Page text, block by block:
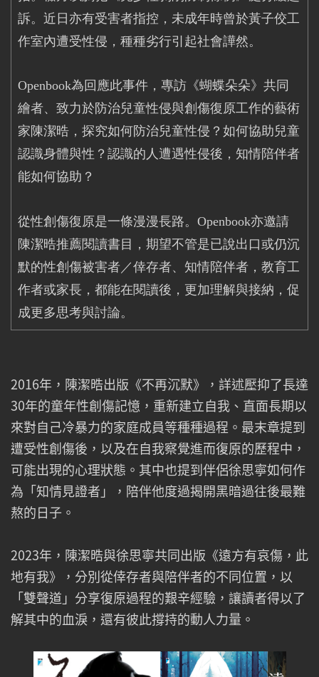
訴。近日亦有受害者指控，未成年時曾於黃子佼工
作室內遭受性侵，種種劣行引起社會譁然。
Openbook為回應此事件，專訪《蝴蝶朵朵》共同
繪者、致力於防治兒童性侵與創傷復原工作的藝術
家陳潔晧，探究如何防治兒童性侵？如何協助兒童
認識身體與性？認識的人遭遇性侵後，知情陪伴者
能如何協助？
從性創傷復原是一條漫漫長路。 Openbook亦邀請
陳潔晧推薦閱讀書目，期望不管是已說出口或仍沉
默的性創傷被害者／倖存者、知情陪伴者，教育工
作者或家長，都能在閱讀後，更加理解與接納，促
成更多思考與討論。
2016年，陳潔晧出版《不再沉默》，詳述壓抑了長達
30年的童年性創傷記憶，重新建立自我、直面長期以
來對自己冷暴力的家庭成員等種種過程。最末章提到
遭受性創傷後，以及在自我察覺進而復原的歷程中，
可能出現的心理狀態。其中也提到伴侶徐思寧如何作
為「知情見證者」，陪伴他度過揭開黑暗過往後最難
熬的日子。
2023年，陳潔晧與徐思寧共同出版《遠方有哀傷，此
地有我》，分別從倖存者與陪伴者的不同位置，以
「雙聲道」分享復原過程的艱辛經驗，讓讀者得以了
解其中的血淚，還有彼此撐持的動人力量。